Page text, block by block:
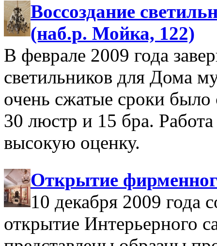
Воссоздание
(наб.р. Мойка, 122)
В феврале 2009 года
светильников для Дома
очень сжатые сроки было
30 люстр и 15 бра.
высокую оценку.
Открытие
10 декабря 2009 года
открытие Интерьерного